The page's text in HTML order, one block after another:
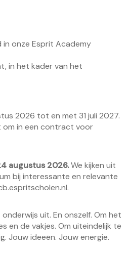
onze Esprit Academy
in het kader van het
2026 tot en met 31 juli 2027.
om in een contract voor
augustus 2026.We kijken uit
bij interessante en relevante
.
uit. En onszelf. Om het
en de vakjes. Om uiteindelijk te
Jouw ideeën. Jouw energie.